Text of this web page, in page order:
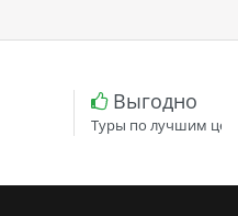
Выгодно
Туры по лучшим